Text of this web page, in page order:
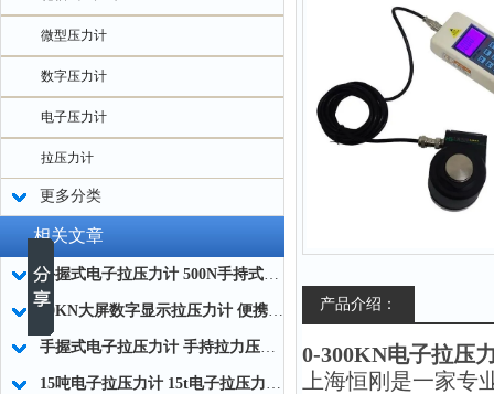
微型压力计
数字压力计
电子压力计
拉压力计
更多分类
相关文章
手握式电子拉压力计 500N手持式高精度电子拉压力计厂家
50KN大屏数字显示拉压力计 便携式数字拉压力计 S型数字显示拉压力计厂家
手握式电子拉压力计 手持拉力压力测试仪 小型手持测力仪厂家
15吨电子拉压力计 15t电子拉压力测试仪器生产厂家
产品介绍：
0-300KN电子拉压
上海恒刚是一家专